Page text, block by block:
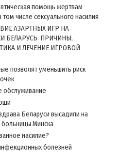
помощь жертвам
числе сексуального насилия
АЗАРТНЫХ ИГР НА
БЕЛАРУСЬ. ПРИЧИНЫ,
И ЛЕЧЕНИЕ ИГРОВОЙ
позволят уменьшить риск
обслуживание
Беларуси высадили на
больницы Минска
насилие?
болезней